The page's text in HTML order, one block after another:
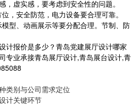
虚实感，要考虑到安全性的问题。
，安全防范，电力设备要合理可靠。
型、动画展示等要分配合理。节制、防
计报价是多少？青岛党建展厅设计哪家
专业承接青岛展厅设计,青岛展台设计,青
类别与公司需求定位
计关键环节